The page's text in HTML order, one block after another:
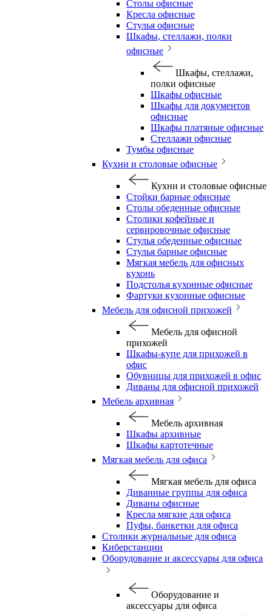
Столы офисные
Кресла офисные
Стулья офисные
Шкафы, стеллажи, полки
офисные
Шкафы, стеллажи,
полки офисные
Шкафы офисные
Шкафы для документов
офисные
Шкафы платяные офисные
Стеллажи офисные
Тумбы офисные
Кухни и столовые офисные
Кухни и столовые офисные
Стойки барные офисные
Столы обеденные офисные
Столики кофейные и
сервировочные офисные
Стулья обеденные офисные
Стулья барные офисные
Мягкая мебель для офисных
кухонь
Подстолья кухонные офисные
Фартуки кухонные офисные
Мебель для офисной прихожей
Мебель для офисной
прихожей
Шкафы-купе для прихожей в
офис
Обувницы для прихожей в офис
Диваны для офисной прихожей
Мебель архивная
Мебель архивная
Шкафы архивные
Шкафы картотечные
Мягкая мебель для офиса
Мягкая мебель для офиса
Диванные группы для офиса
Диваны офисные
Кресла мягкие для офиса
Пуфы, банкетки для офиса
Столики журнальные для офиса
Киберстанции
Оборудование и аксессуары для офиса
Оборудование и
аксессуары для офиса